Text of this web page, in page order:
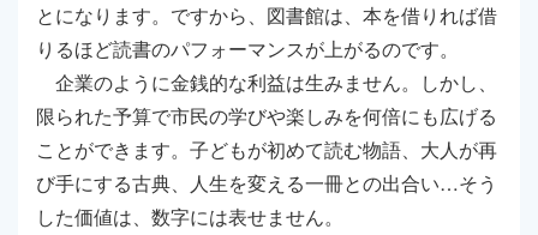
とになります。ですから、図書館は、本を借りれば借
りるほど読書のパフォーマンスが上がるのです。
企業のように金銭的な利益は生みません。しかし、
限られた予算で市民の学びや楽しみを何倍にも広げる
ことができます。子どもが初めて読む物語、大人が再
び手にする古典、人生を変える一冊との出合い…そう
した価値は、数字には表せません。